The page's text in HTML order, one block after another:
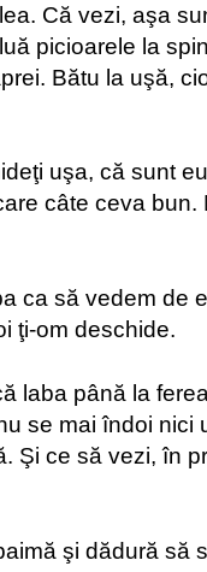
Că vezi, aşa
picioarele la
Bătu la uşă,
uşa, că sunt
câte ceva bun.
ca să vedem de
ţi-om deschide.
laba până la
se mai îndoi nici
Şi ce să vezi, în
şi dădură să